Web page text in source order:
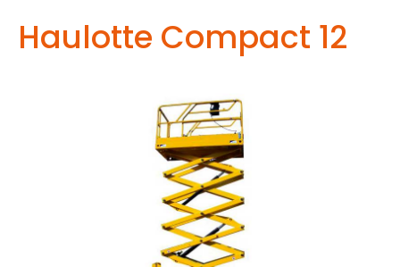
Haulotte Compact 12